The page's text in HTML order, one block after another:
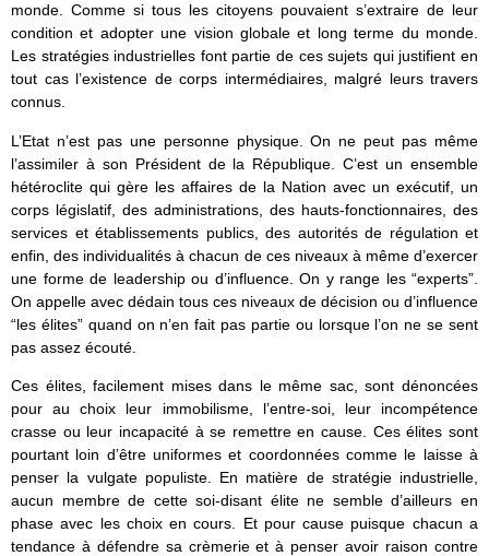
monde. Comme si tous les citoyens pouvaient s’extraire de leur
condition et adopter une vision globale et long terme du monde.
Les stratégies industrielles font partie de ces sujets qui justifient en
tout cas l’existence de corps intermédiaires, malgré leurs travers
connus.
L’Etat n’est pas une personne physique. On ne peut pas même
l’assimiler à son Président de la République. C’est un ensemble
hétéroclite qui gère les affaires de la Nation avec un exécutif, un
corps législatif, des administrations, des hauts-fonctionnaires, des
services et établissements publics, des autorités de régulation et
enfin, des individualités à chacun de ces niveaux à même d’exercer
une forme de leadership ou d’influence. On y range les “experts”.
On appelle avec dédain tous ces niveaux de décision ou d’influence
“les élites” quand on n’en fait pas partie ou lorsque l’on ne se sent
pas assez écouté.
Ces élites, facilement mises dans le même sac, sont dénoncées
pour au choix leur immobilisme, l’entre-soi, leur incompétence
crasse ou leur incapacité à se remettre en cause. Ces élites sont
pourtant loin d’être uniformes et coordonnées comme le laisse à
penser la vulgate populiste. En matière de stratégie industrielle,
aucun membre de cette soi-disant élite ne semble d’ailleurs en
phase avec les choix en cours. Et pour cause puisque chacun a
tendance à défendre sa crèmerie et à penser avoir raison contre